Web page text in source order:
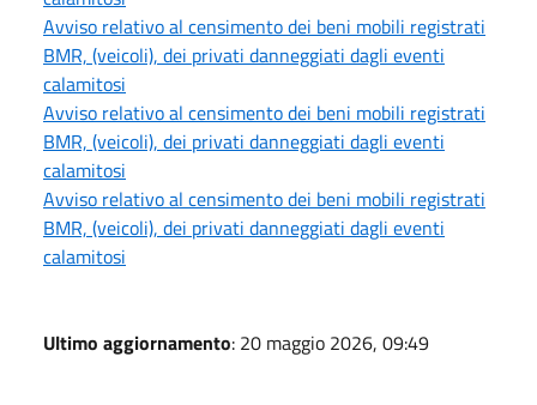
Avviso relativo al censimento dei beni mobili registrati
BMR, (veicoli), dei privati danneggiati dagli eventi
calamitosi
Avviso relativo al censimento dei beni mobili registrati
BMR, (veicoli), dei privati danneggiati dagli eventi
calamitosi
Avviso relativo al censimento dei beni mobili registrati
BMR, (veicoli), dei privati danneggiati dagli eventi
calamitosi
Ultimo aggiornamento: 20 maggio 2026, 09:49